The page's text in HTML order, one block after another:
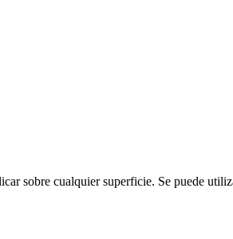
sobre cualquier superficie. Se puede